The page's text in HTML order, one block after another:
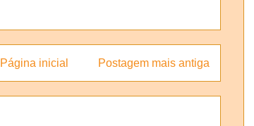
Postagem mais antiga
Página inicial